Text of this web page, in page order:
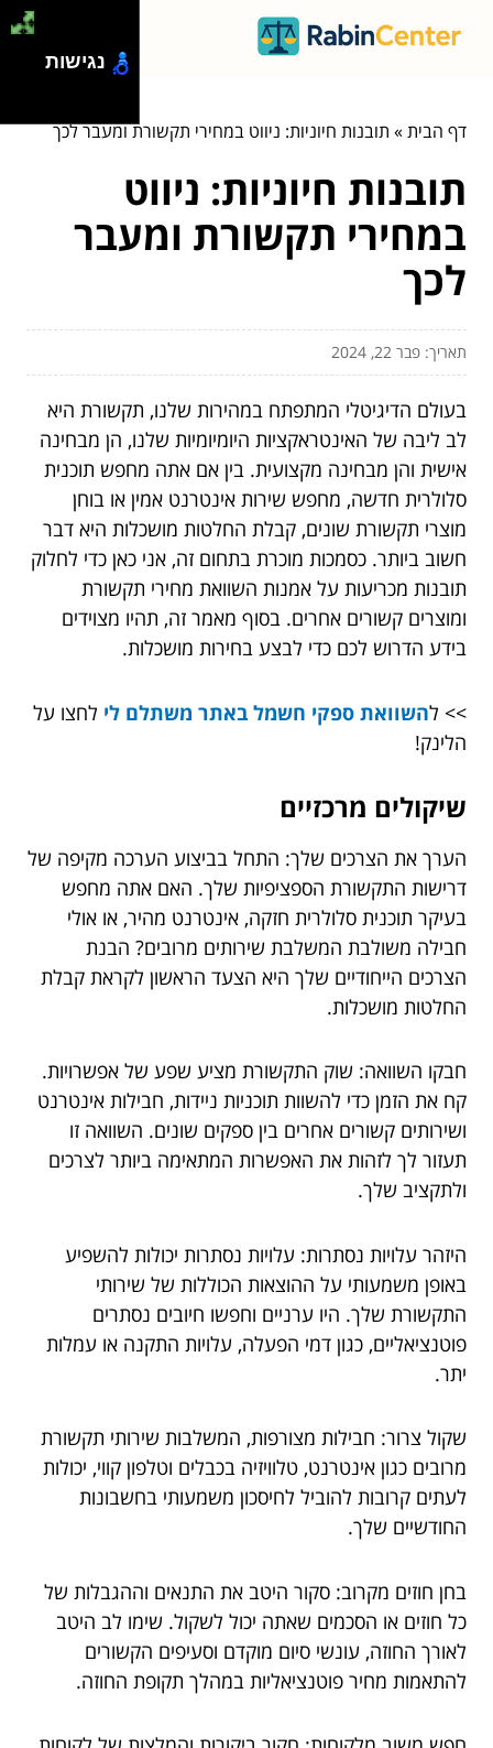
דף הבית» תובנות חיוניות: ניווט במחירי תקשורת ומעבר לכך
תובנות חיוניות: ניווט
במחירי תקשורת ומעבר
לכך
תאריך: פבר 22, 2024
בעולם הדיגיטלי המתפתח במהירות שלנו, תקשורת היא
לב ליבה של האינטראקציות היומיומיות שלנו, הן מבחינה
אישית והן מבחינה מקצועית. בין אם אתה מחפש תוכנית
סלולרית חדשה, מחפש שירות אינטרנט אמין או בוחן
מוצרי תקשורת שונים, קבלת החלטות מושכלות היא דבר
חשוב ביותר. כסמכות מוכרת בתחום זה, אני כאן כדי לחלוק
תובנות מכריעות על אמנות השוואת מחירי תקשורת
ומוצרים קשורים אחרים. בסוף מאמר זה, תהיו מצוידים
בידע הדרוש לכם כדי לבצע בחירות מושכלות.
>> להשוואת ספקי חשמל באתר משתלם לי לחצו על
הלינק!
שיקולים מרכזיים
הערך את הצרכים שלך: התחל בביצוע הערכה מקיפה של
דרישות התקשורת הספציפיות שלך. האם אתה מחפש
בעיקר תוכנית סלולרית חזקה, אינטרנט מהיר, או אולי
חבילה משולבת המשלבת שירותים מרובים? הבנת
הצרכים הייחודיים שלך היא הצעד הראשון לקראת קבלת
החלטות מושכלות.
חבקו השוואה: שוק התקשורת מציע שפע של אפשרויות.
קח את הזמן כדי להשוות תוכניות ניידות, חבילות אינטרנט
ושירותים קשורים אחרים בין ספקים שונים. השוואה זו
תעזור לך לזהות את האפשרות המתאימה ביותר לצרכים
ולתקציב שלך.
היזהר עלויות נסתרות: עלויות נסתרות יכולות להשפיע
באופן משמעותי על ההוצאות הכוללות של שירותי
התקשורת שלך. היו ערניים וחפשו חיובים נסתרים
פוטנציאליים, כגון דמי הפעלה, עלויות התקנה או עמלות
יתר.
שקול צרור: חבילות מצורפות, המשלבות שירותי תקשורת
מרובים כגון אינטרנט, טלוויזיה בכבלים וטלפון קווי, יכולות
לעתים קרובות להוביל לחיסכון משמעותי בחשבונות
החודשיים שלך.
בחן חוזים מקרוב: סקור היטב את התנאים וההגבלות של
כל חוזים או הסכמים שאתה יכול לשקול. שימו לב היטב
לאורך החוזה, עונשי סיום מוקדם וסעיפים הקשורים
להתאמות מחיר פוטנציאליות במהלך תקופת החוזה.
נגישות